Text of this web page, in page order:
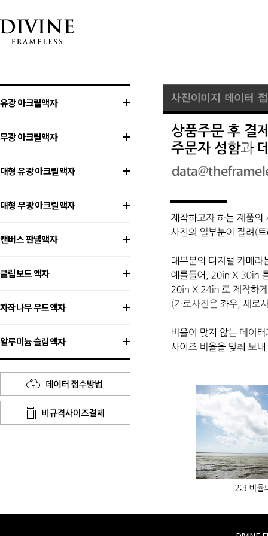
유광 아크릴액자
무광 아크릴액자
대형 유광 아크릴액자
대형 무광 아크릴액자
캔버스 판넬액자
클립보드 액자
자작나무 우드액자
알루미늄 슬림액자